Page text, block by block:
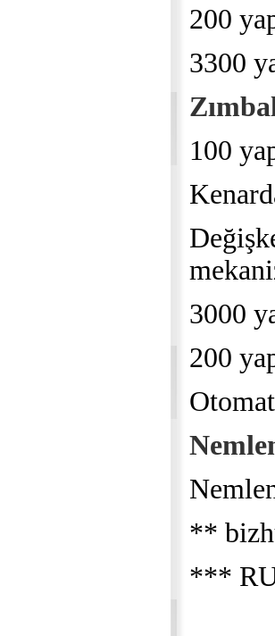
200
3300
100
3000
200
**
***